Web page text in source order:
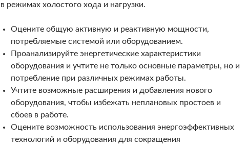
в режимах холостого хода и нагрузки.
Оцените общую активную и реактивную мощности,
потребляемые системой или оборудованием.
Проанализируйте энергетические характеристики
оборудования и учтите не только основные параметры, но и
потребление при различных режимах работы.
Учтите возможные расширения и добавления нового
оборудования, чтобы избежать неплановых простоев и
сбоев в работе.
Оцените возможность использования энергоэффективных
технологий и оборудования для сокращения